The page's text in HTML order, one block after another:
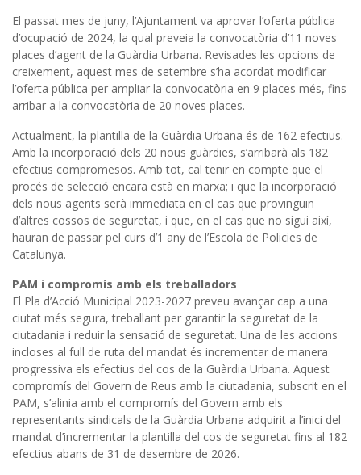
El passat mes de juny, l’Ajuntament va aprovar l’oferta pública
d’ocupació de 2024, la qual preveia la convocatòria d’11 noves
places d’agent de la Guàrdia Urbana. Revisades les opcions de
creixement, aquest mes de setembre s’ha acordat modificar
l’oferta pública per ampliar la convocatòria en 9 places més, fins
arribar a la convocatòria de 20 noves places.
Actualment, la plantilla de la Guàrdia Urbana és de 162 efectius.
Amb la incorporació dels 20 nous guàrdies, s’arribarà als 182
efectius compromesos. Amb tot, cal tenir en compte que el
procés de selecció encara està en marxa; i que la incorporació
dels nous agents serà immediata en el cas que provinguin
d’altres cossos de seguretat, i que, en el cas que no sigui així,
hauran de passar pel curs d’1 any de l’Escola de Policies de
Catalunya.
PAM i compromís amb els treballadors
El Pla d’Acció Municipal 2023-2027 preveu avançar cap a una
ciutat més segura, treballant per garantir la seguretat de la
ciutadania i reduir la sensació de seguretat. Una de les accions
incloses al full de ruta del mandat és incrementar de manera
progressiva els efectius del cos de la Guàrdia Urbana. Aquest
compromís del Govern de Reus amb la ciutadania, subscrit en el
PAM, s’alinia amb el compromís del Govern amb els
representants sindicals de la Guàrdia Urbana adquirit a l’inici del
mandat d’incrementar la plantilla del cos de seguretat fins al 182
efectius abans de 31 de desembre de 2026.